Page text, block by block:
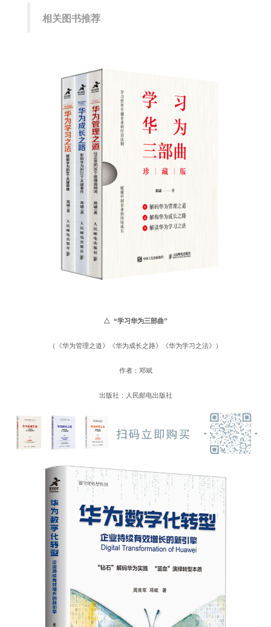
相关图书推荐
△ “学习华为三部曲”
（《华为管理之道》《华为成长之路》《华为学习之法》）
作者：邓斌
出版社：人民邮电出版社